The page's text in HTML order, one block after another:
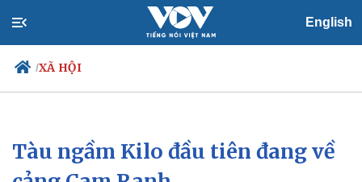
English
/XÃ HỘI
Chính trị
Đảng
Xã hội
Tàu ngầm Kilo đầu tiên đang về